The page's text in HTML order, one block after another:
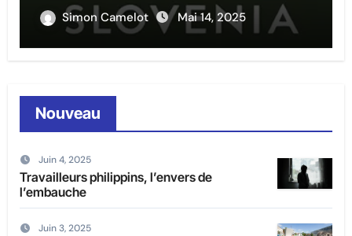
Simon Camelot Mai 14, 2025
Nouveau
Juin 4, 2025
Travailleurs philippins, l’envers de
l’embauche
Juin 3, 2025